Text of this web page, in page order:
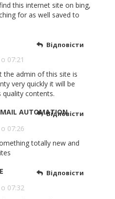
this internet site on bing,
for as well saved to
07:21
the admin of this site is
very quickly it will be
contents.
Відповісти
AUTOMATION
07:26
totally new and
Відповісти
07:32
Відповісти